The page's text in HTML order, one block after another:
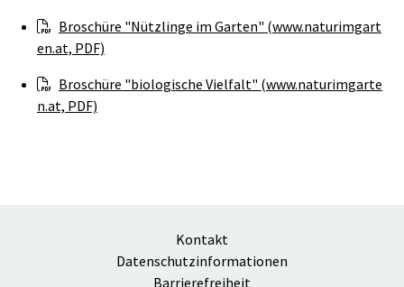
Broschüre "Nützlinge im Garten" (www.naturimgart
en.at, PDF)
Broschüre "biologische Vielfalt" (www.naturimgarte
n.at, PDF)
Kontakt
Datenschutzinformationen
Barrierefreiheit